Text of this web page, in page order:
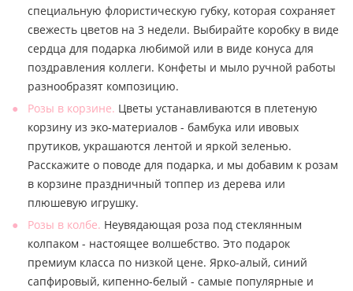
специальную флористическую губку, которая сохраняет
свежесть цветов на 3 недели. Выбирайте коробку в виде
сердца для подарка любимой или в виде конуса для
поздравления коллеги. Конфеты и мыло ручной работы
разнообразят композицию.
Розы в корзине. Цветы устанавливаются в плетеную
корзину из эко-материалов - бамбука или ивовых
прутиков, украшаются лентой и яркой зеленью.
Расскажите о поводе для подарка, и мы добавим к розам
в корзине праздничный топпер из дерева или
плюшевую игрушку.
Розы в колбе. Неувядающая роза под стеклянным
колпаком - настоящее волшебство. Это подарок
премиум класса по низкой цене. Ярко-алый, синий
сапфировый, кипенно-белый - самые популярные и